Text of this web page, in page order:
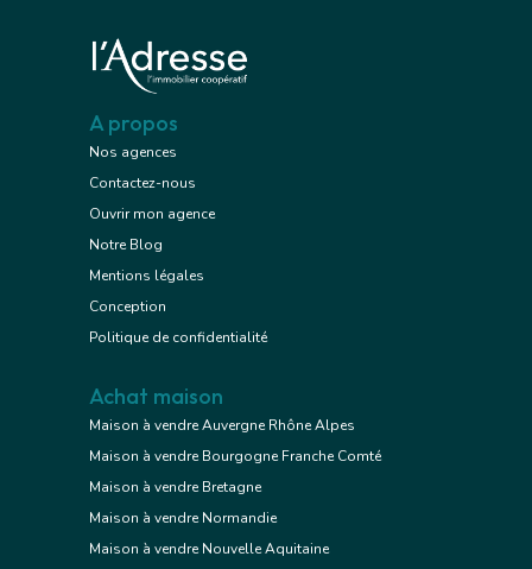
A propos
Nos agences
Contactez-nous
Ouvrir mon agence
Notre Blog
Mentions légales
Conception
Politique de confidentialité
Achat maison
Maison à vendre Auvergne Rhône Alpes
Maison à vendre Bourgogne Franche Comté
Maison à vendre Bretagne
Maison à vendre Normandie
Maison à vendre Nouvelle Aquitaine